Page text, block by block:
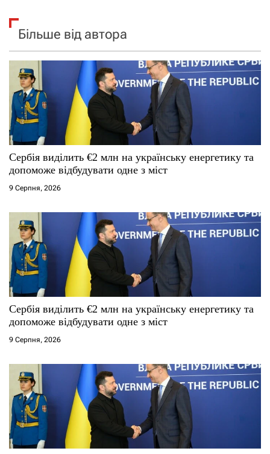
Більше від автора
Сербія виділить €2 млн на українську енергетику та
допоможе відбудувати одне з міст
9 Серпня, 2026
Сербія виділить €2 млн на українську енергетику та
допоможе відбудувати одне з міст
9 Серпня, 2026